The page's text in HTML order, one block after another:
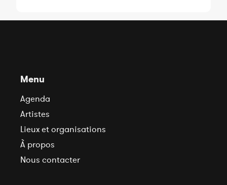
Menu
Agenda
Artistes
Lieux et organisations
À propos
Nous contacter